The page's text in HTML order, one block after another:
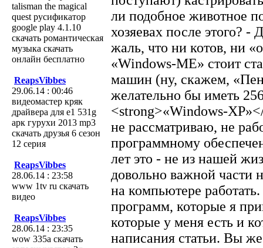
talisman the magical
quest русификатор
google play 4.1.10
скачать романтическая
музыка скачать
онлайн бесплатно
ReapsVibbes
29.06.14 : 00:46
видеомастер кряк
драйвера для e1 531g
арк гурухи 2013 mp3
скачать друзья 6 сезон
12 серия
ReapsVibbes
28.06.14 : 23:58
www 1tv ru скачать
видео
ReapsVibbes
28.06.14 : 23:35
wow 335а скачать
ли подобное животное
хозяевах после этого?
жаль, что ни котов, ни
«Windows-ME» стоит
машин (ну, скажем,
желательно бы иметь
<strong>«Windows-
не рассматриваю, не
программному
лет это - не из нашей
довольно важной части
на компьютере
программ, которые я
которые у меня есть и
написания статьи. Вы же